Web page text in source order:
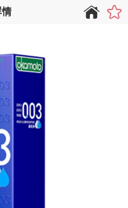
情